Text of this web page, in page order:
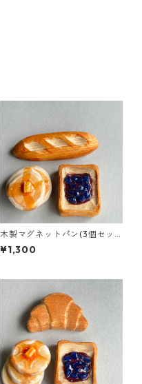
木製マグネットパン(3個セッ
ト)e
¥1,300